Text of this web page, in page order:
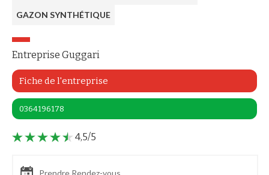
GAZON SYNTHÉTIQUE
Entreprise Guggari
Fiche de l'entreprise
0364196178
4,5/5